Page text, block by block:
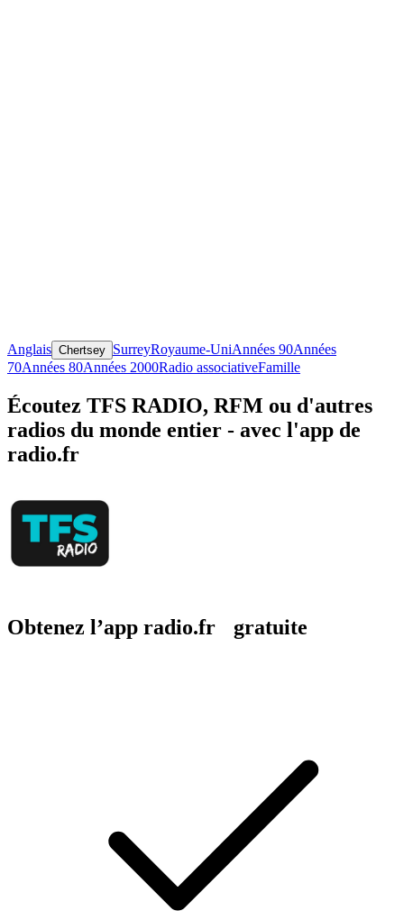
Anglais Chertsey SurreyRoyaume-UniAnnées 90Années
70Années 80Années 2000Radio associativeFamille
Écoutez TFS RADIO, RFM ou d'autres
radios du monde entier - avec l'app de
radio.fr
Obtenez l’app radio.fr gratuite